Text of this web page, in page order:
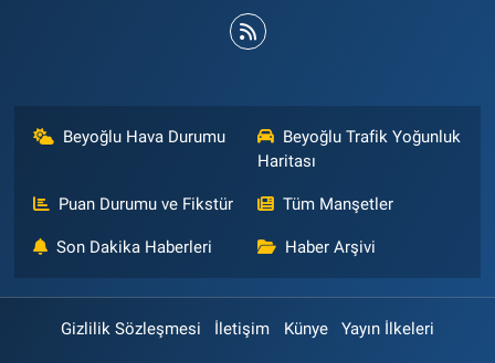
Beyoğlu Hava Durumu
Beyoğlu Trafik Yoğunluk
Haritası
Puan Durumu ve Fikstür Tüm Manşetler
Son Dakika Haberleri Haber Arşivi
Gizlilik Sözleşmesi İletişim Künye Yayın İlkeleri